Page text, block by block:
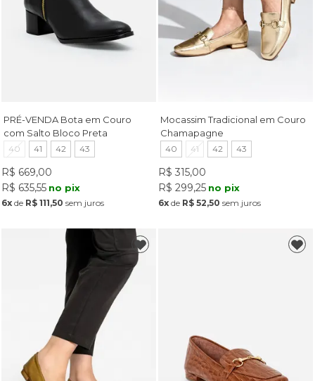
PRÉ-VENDA Bota em Couro
com Salto Bloco Preta
40 41 42 43
R$ 669,00
R$ 635,55 no pix
6xde R$ 111,50 sem juros
Mocassim Tradicional em Couro
Chamapagne
40 41 42 43
R$ 315,00
R$ 299,25 no pix
6x de R$ 52,50 sem juros